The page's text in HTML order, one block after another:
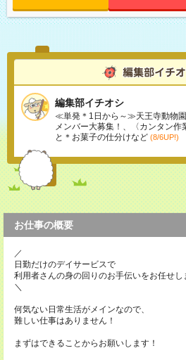
編集部イチオシ
≪単発＊1日から～≫天王寺動物
メンバー大募集！、〈カンタン作
と＊お菓子の仕分けなど (8/6UP!)
お仕事の概要
／
日勤だけのデイサービスで
利用者さんの身の回りのお手伝いをお任せし
＼
何気ない日常生活がメインなので、
難しい仕事はありません！
まずはできることからお願いします！